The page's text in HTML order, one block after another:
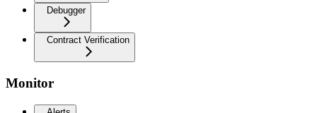
Debugger
Contract Verification
Monitor